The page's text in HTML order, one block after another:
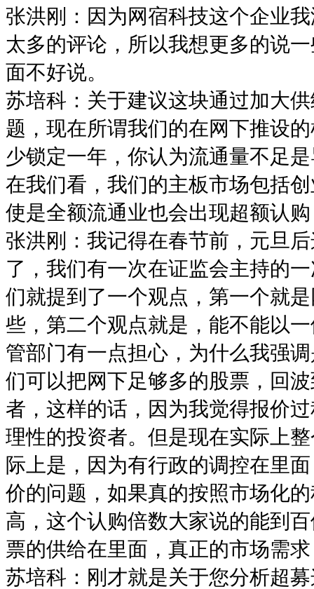
张洪刚：因为网宿科技这个企业
太多的评论，所以我想更多的说
面不好说。
苏培科：关于建议这块通过加大
题，现在所谓我们的在网下推设
少锁定一年，你认为流通量不足
在我们看，我们的主板市场包括
使是全额流通业也会出现超额认
张洪刚：我记得在春节前，元旦
了，我们有一次在证监会主持的
们就提到了一个观点，第一个就
些，第二个观点就是，能不能以
管部门有一点担心，为什么我强
们可以把网下足够多的股票，回
者，这样的话，因为我觉得报价
理性的投资者。但是现在实际上
际上是，因为有行政的调控在里
价的问题，如果真的按照市场化
高，这个认购倍数大家说的能到
票的供给在里面，真正的市场需
苏培科：刚才就是关于您分析超